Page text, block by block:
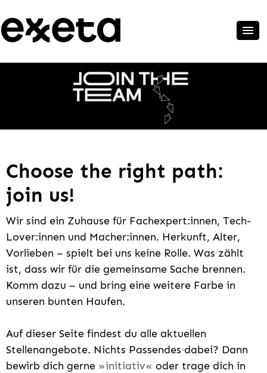
Choose the right path:
join us!
Wir sind ein Zuhause für Fachexpert:innen, Tech-
Lover:innen und Macher:innen. Herkunft, Alter,
Vorlieben – spielt bei uns keine Rolle. Was zählt
ist, dass wir für die gemeinsame Sache brennen.
Komm dazu – und bring eine weitere Farbe in
unseren bunten Haufen.
Auf dieser Seite findest du alle aktuellen
Stellenangebote. Nichts Passendes dabei? Dann
bewirb dich gerne
initiativ
oder trage dich in